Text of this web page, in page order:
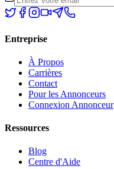
Entreprise
À Propos
Carrières
Contact
Pour les Annonceurs
Connexion Annonceur
Ressources
Blog
Centre d'Aide